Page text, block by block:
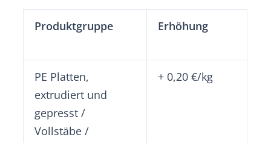
Produktgruppe Erhöhung
PE Platten,
extrudiert und
gepresst /
Vollstäbe /
+ 0,20 €/kg